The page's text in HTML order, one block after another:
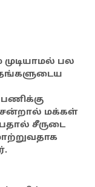
பல
மக்கள்
சீருடை